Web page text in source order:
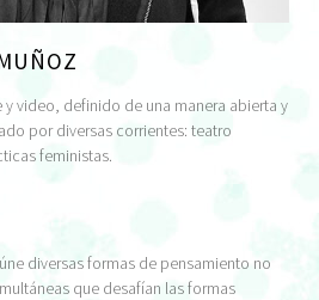
video, definido de una manera abierta y
por diversas corrientes: teatro
feministas.
diversas formas de pensamiento no
que desafían las formas